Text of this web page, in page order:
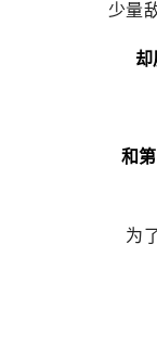
少量
和
为